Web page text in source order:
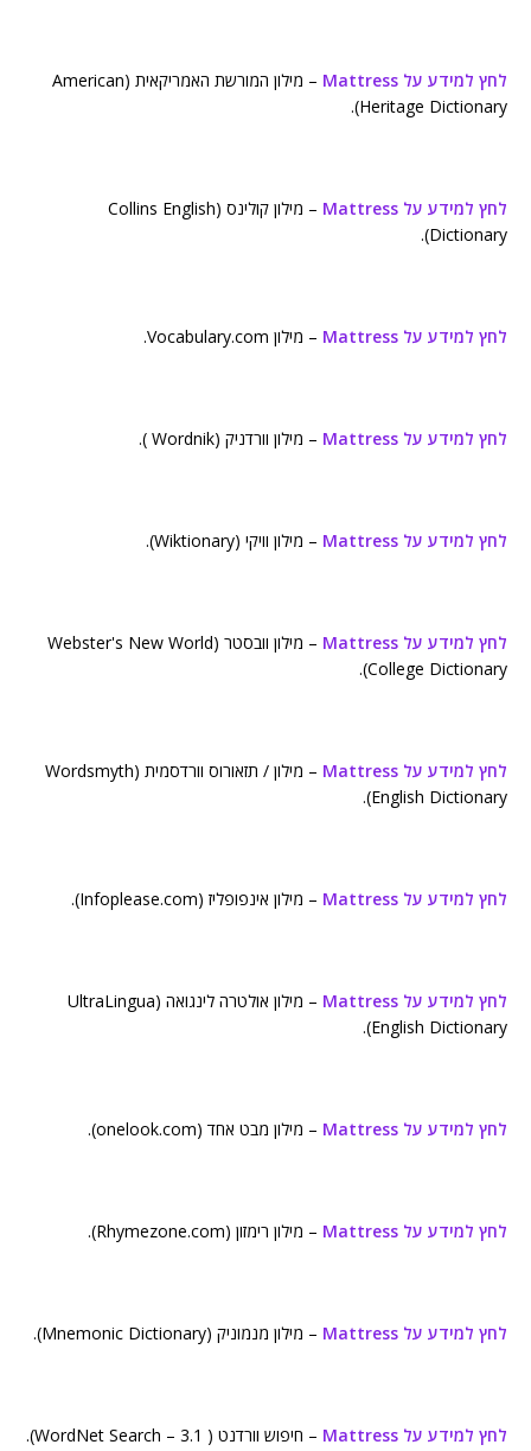
לחץ למידע על Mattress
– מילון המורשת האמריקאית (American
Heritage Dictionary).
לחץ למידע על Mattress
– מילון קולינס (Collins English
Dictionary).
לחץ למידע על Mattress – מילון Vocabulary.com.
לחץ למידע על Mattress – מילון וורדניק (Wordnik ).
לחץ למידע על Mattress – מילון וויקי (Wiktionary).
לחץ למידע על Mattress
– מילון וובסטר (Webster's New World
College Dictionary).
לחץ למידע על Mattress
– מילון / תזאורוס וורדסמית (Wordsmyth
English Dictionary).
לחץ למידע על Mattress – מילון אינפופליז (Infoplease.com).
לחץ למידע על Mattress
– מילון אולטרה לינגואה (UltraLingua
English Dictionary).
לחץ למידע על Mattress – מילון מבט אחד (onelook.com).
לחץ למידע על Mattress – מילון רימזון (Rhymezone.com).
לחץ למידע על Mattress – מילון מנמוניק (Mnemonic Dictionary).
לחץ למידע על Mattress – חיפוש וורדנט ( WordNet Search – 3.1).